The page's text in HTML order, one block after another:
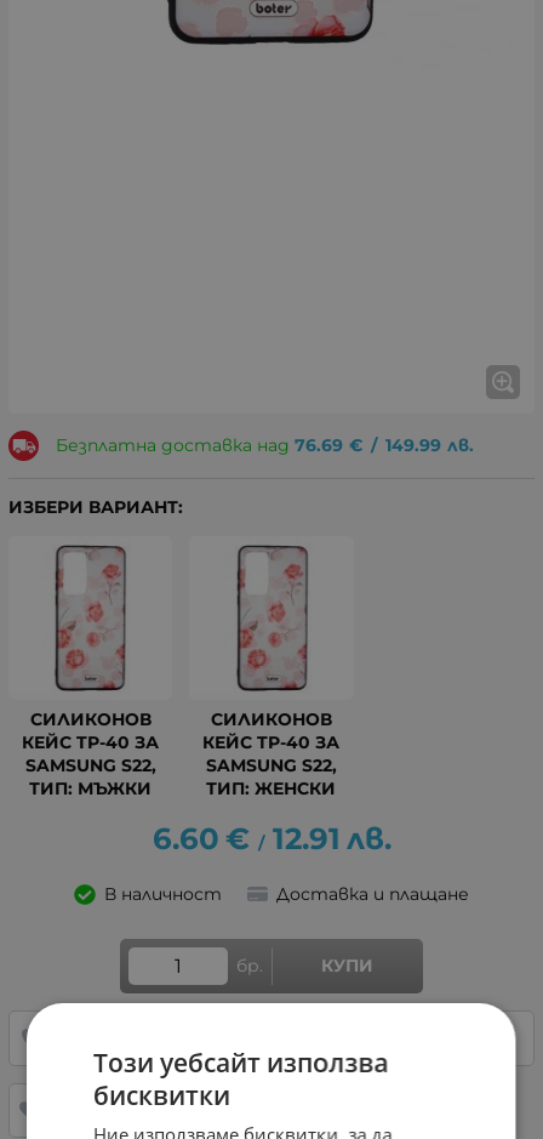
Безплатна доставка над 76.69 € / 149.99 лв.
ИЗБЕРИ ВАРИАНТ:
СИЛИКОНОВ
КЕЙС TP-40 ЗА
SAMSUNG S22,
ТИП: МЪЖКИ
СИЛИКОНОВ
КЕЙС TP-40 ЗА
SAMSUNG S22,
ТИП: ЖЕНСКИ
6.60 € / 12.91 лв.
В наличност Доставка и плащане
бр. КУПИ
ДОБАВИ В ЛЮБИМИ
Този уебсайт използва
бисквитки
Ние използваме бисквитки, за да